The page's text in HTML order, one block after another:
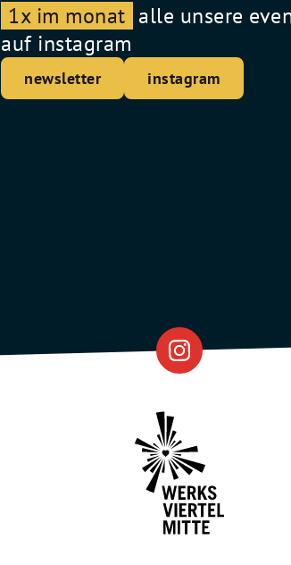
1x im monat alle unsere
auf instagram
newsletter instagram